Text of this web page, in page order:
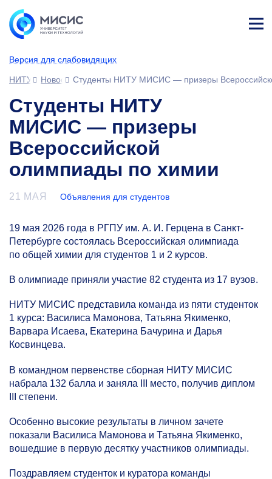
Версия для слабовидящих
ине
НИТУ МИСИС
НовостиСтуденты НИТУ МИСИС — призеры
Студенты НИТУ
МИСИС — призеры
Всероссийской
олимпиады по химии
21 МАЯ Объявления для студентов
19 мая 2026 года в РГПУ им. А. И. Герцена в Санкт-
Петербурге состоялась Всероссийская олимпиада
по общей химии для студентов 1 и 2 курсов.
В олимпиаде приняли участие 82 студента из 17 вузов.
НИТУ МИСИС представила команда из пяти студенток
1 курса: Василиса Мамонова, Татьяна Якименко,
Варвара Исаева, Екатерина Бачурина и Дарья
Косвинцева.
В командном первенстве сборная НИТУ МИСИС
набрала 132 балла и заняла III место, получив диплом
III степени.
Особенно высокие результаты в личном зачете
показали Василиса Мамонова и Татьяна Якименко,
вошедшие в первую десятку участников олимпиады.
Поздравляем студенток и куратора команды